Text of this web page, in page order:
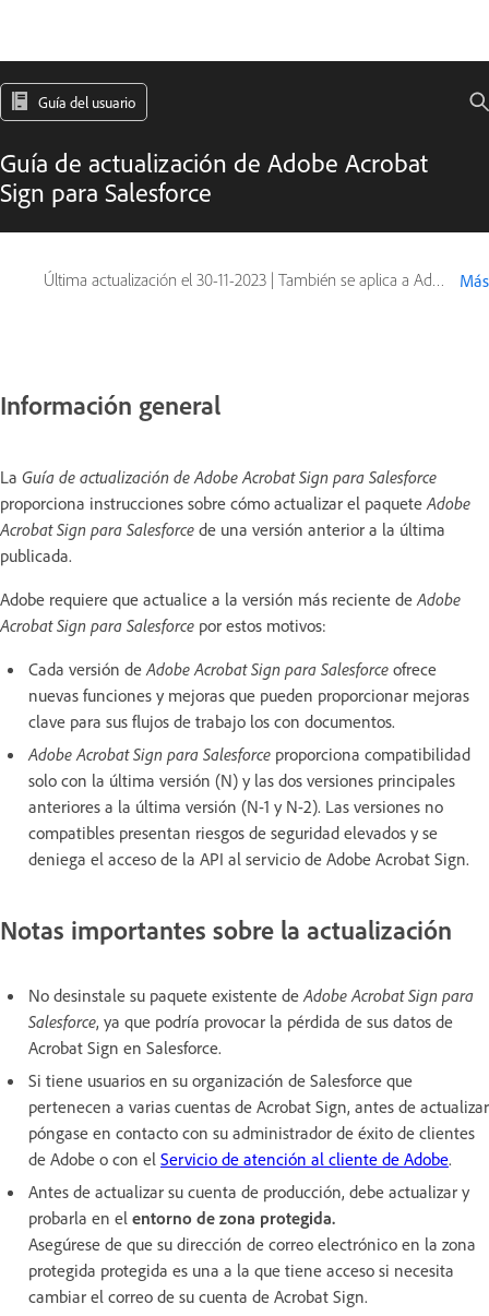
Guía del usuario
Guía de actualización de Adobe Acrobat
Sign para Salesforce
Última actualización el 30-11-2023 | También se aplica a Adobe Acrobat Sign Más
Información general
La Guía de actualización de Adobe Acrobat Sign para Salesforce
proporciona instrucciones sobre cómo actualizar el paquete Adobe
Acrobat Sign para Salesforce de una versión anterior a la última
publicada.
Adobe requiere que actualice a la versión más reciente de Adobe
Acrobat Sign para Salesforce por estos motivos:
Cada versión de Adobe Acrobat Sign para Salesforce ofrece
nuevas funciones y mejoras que pueden proporcionar mejoras
clave para sus flujos de trabajo los con documentos.
Adobe Acrobat Sign para Salesforce proporciona compatibilidad
solo con la última versión (N) y las dos versiones principales
anteriores a la última versión (N-1 y N-2). Las versiones no
compatibles presentan riesgos de seguridad elevados y se
deniega el acceso de la API al servicio de Adobe Acrobat Sign.
Notas importantes sobre la actualización
No desinstale su paquete existente de Adobe Acrobat Sign para
Salesforce, ya que podría provocar la pérdida de sus datos de
Acrobat Sign en Salesforce.
Si tiene usuarios en su organización de Salesforce que
pertenecen a varias cuentas de Acrobat Sign, antes de actualizar
póngase en contacto con su administrador de éxito de clientes
de Adobe o con el Servicio de atención al cliente de Adobe.
Antes de actualizar su cuenta de producción, debe actualizar y
probarla en el entorno de zona protegida.
Asegúrese de que su dirección de correo electrónico en la zona
protegida protegida es una a la que tiene acceso si necesita
cambiar el correo de su cuenta de Acrobat Sign.